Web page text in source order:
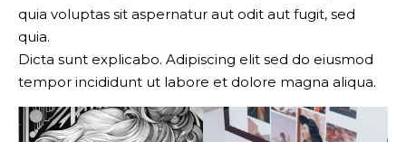
quia voluptas sit aspernatur aut odit aut fugit, sed
quia.
Dicta sunt explicabo. Adipiscing elit sed do eiusmod
tempor incididunt ut labore et dolore magna aliqua.